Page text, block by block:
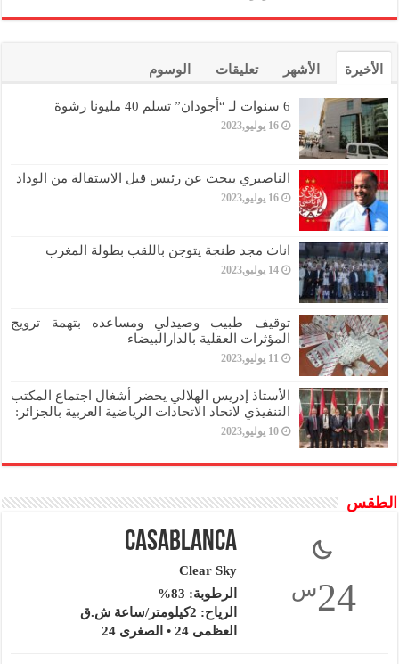
الأخيرة الأشهر تعليقات الوسوم
6 سنوات لـ “أجودان” تسلم 40 مليونا رشوة
16 يوليو,2023
الناصيري يبحث عن رئيس قبل الاستقالة من الوداد
16 يوليو,2023
اناث مجد طنجة يتوجن باللقب بطولة المغرب
14 يوليو,2023
توقيف طبيب وصيدلي ومساعده بتهمة ترويج
المؤثرات العقلية بالدارالبيضاء
11 يوليو,2023
الأستاذ إدريس الهلالي يحضر أشغال اجتماع المكتب
التنفيذي لاتحاد الاتحادات الرياضية العربية بالجزائر:
10 يوليو,2023
الطقس
24س
Casablanca
Clear Sky
الرطوبة: 83%
الرياح: 2كيلومتر/ساعة ش.ق
العظمى 24 • الصغرى 24